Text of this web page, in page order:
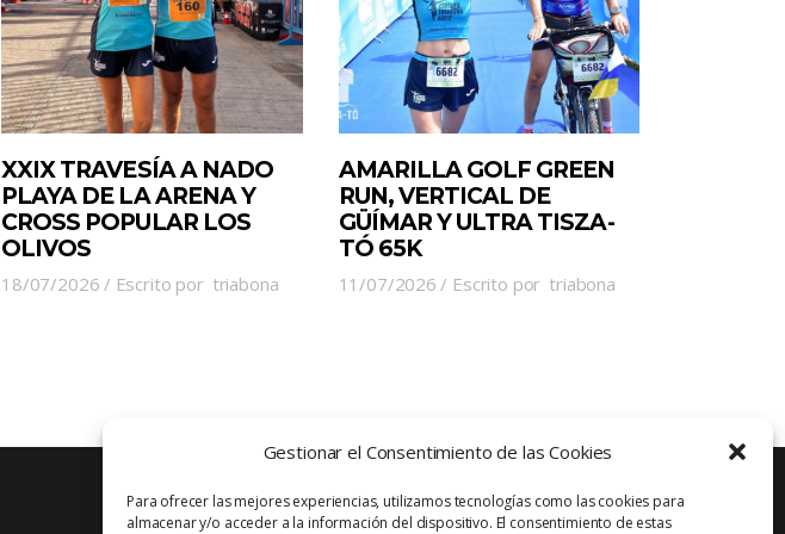
Gestionar el Consentimiento de las Cookies
Para ofrecer las mejores experiencias, utilizamos tecnologías como las cookies para
almacenar y/o acceder a la información del dispositivo. El consentimiento de estas
XXIX TRAVESÍA A NADO
PLAYA DE LA ARENA Y
CROSS POPULAR LOS
OLIVOS
18/07/2026 Escrito por triabona
AMARILLA GOLF GREEN
RUN, VERTICAL DE
GÜÍMAR Y ULTRA TISZA-
TÓ 65K
11/07/2026 Escrito por triabona